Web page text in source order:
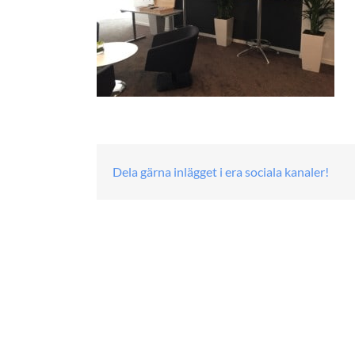
Dela gärna inlägget i era sociala kanaler!